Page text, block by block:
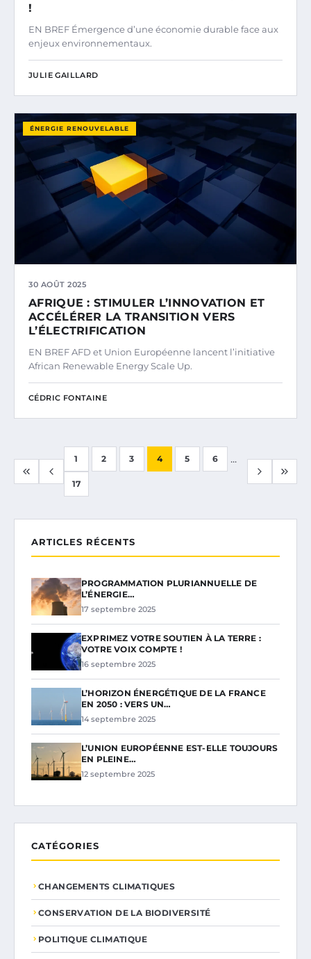
!
EN BREF Émergence d’une économie durable face aux
enjeux environnementaux.
JULIE GAILLARD
ÉNERGIE RENOUVELABLE
30 AOÛT 2025
AFRIQUE : STIMULER L’INNOVATION ET
ACCÉLÉRER LA TRANSITION VERS
L’ÉLECTRIFICATION
EN BREF AFD et Union Européenne lancent l’initiative
African Renewable Energy Scale Up.
CÉDRIC FONTAINE
1 2 3 4 5 6 ...
17
ARTICLES RÉCENTS
PROGRAMMATION PLURIANNUELLE DE
L’ÉNERGIE…
17 septembre 2025
EXPRIMEZ VOTRE SOUTIEN À LA TERRE :
VOTRE VOIX COMPTE !
16 septembre 2025
L’HORIZON ÉNERGÉTIQUE DE LA FRANCE
EN 2050 : VERS UN…
14 septembre 2025
L’UNION EUROPÉENNE EST-ELLE TOUJOURS
EN PLEINE…
12 septembre 2025
CATÉGORIES
CHANGEMENTS CLIMATIQUES
CONSERVATION DE LA BIODIVERSITÉ
POLITIQUE CLIMATIQUE